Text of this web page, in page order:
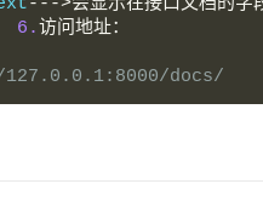
--->会显示在接口文档的字
6.访问地址：
docs/